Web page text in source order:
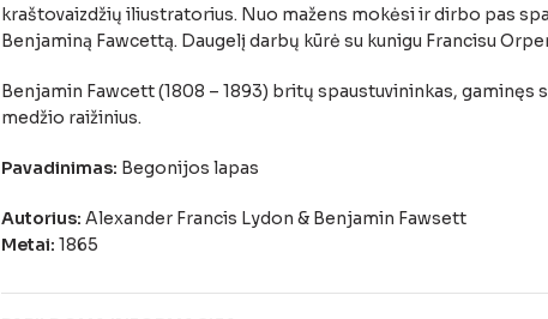
kraštovaizdžių iliustratorius. Nuo mažens mokėsi ir dirbo pas
Benjaminą Fawcettą. Daugelį darbų kūrė su kunigu Francisu
Benjamin Fawcett (1808 – 1893) britų spaustuvininkas, gaminęs
medžio raižinius.
Pavadinimas: Begonijos lapas
Autorius: Alexander Francis Lydon & Benjamin Fawsett
Metai: 1865
Paveikslas:Begonijos lapas, švelniai kreminiame fone.